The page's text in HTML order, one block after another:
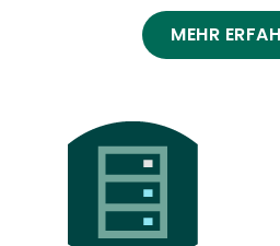
MEHR
Media
Image